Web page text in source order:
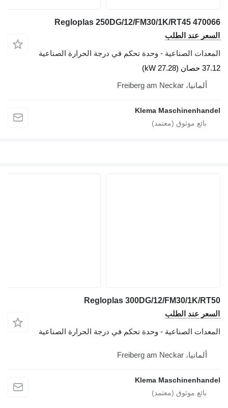
Regloplas 250DG/12/FM30/1K/RT45 470066
السعر عند الطلب
المعدات الصناعية - وحدة تحكم في درجة الحرارة الصناعية
37.12 حصان (27.28 kW)
ألمانيا، Freiberg am Neckar
Klema Maschinenhandel
Regloplas 300DG/12/FM30/1K/RT50
السعر عند الطلب
المعدات الصناعية - وحدة تحكم في درجة الحرارة الصناعية
ألمانيا، Freiberg am Neckar
Klema Maschinenhandel